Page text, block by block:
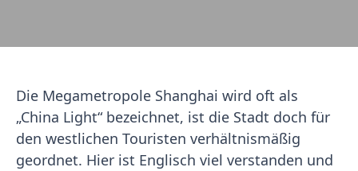
Die Megametropole Shanghai wird oft als
„China Light“ bezeichnet, ist die Stadt doch für
den westlichen Touristen verhältnismäßig
geordnet. Hier ist Englisch viel verstanden und